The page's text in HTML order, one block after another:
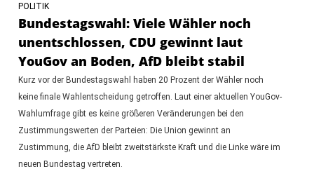
POLITIK
Bundestagswahl: Viele Wähler noch
unentschlossen, CDU gewinnt laut
YouGov an Boden, AfD bleibt stabil
Kurz vor der Bundestagswahl haben 20 Prozent der Wähler noch
keine finale Wahlentscheidung getroffen. Laut einer aktuellen YouGov-
Wahlumfrage gibt es keine größeren Veränderungen bei den
Zustimmungswerten der Parteien: Die Union gewinnt an
Zustimmung, die AfD bleibt zweitstärkste Kraft und die Linke wäre im
neuen Bundestag vertreten.